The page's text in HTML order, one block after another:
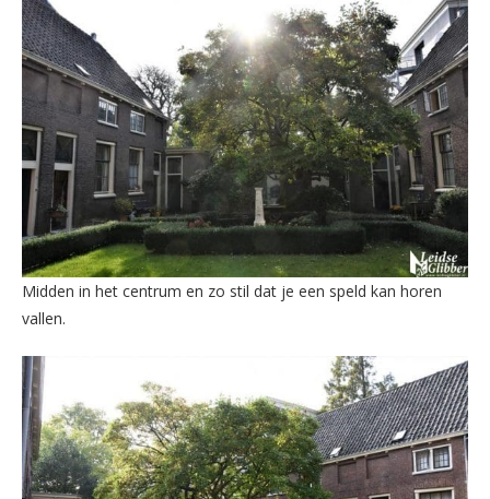
Midden in het centrum en zo stil dat je een speld kan horen
vallen.